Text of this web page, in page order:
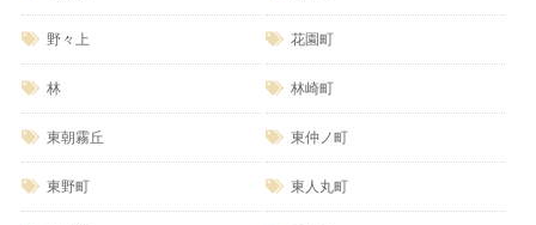
野々上 花園町
林 林崎町
東朝霧丘 東仲ノ町
東野町 東人丸町